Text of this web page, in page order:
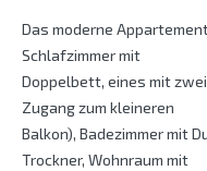
Das moderne
Schlafzimmer mit
Doppelbett, eines mit
Zugang zum kleineren
Balkon), Badezimmer mit
Trockner, Wohnraum mit